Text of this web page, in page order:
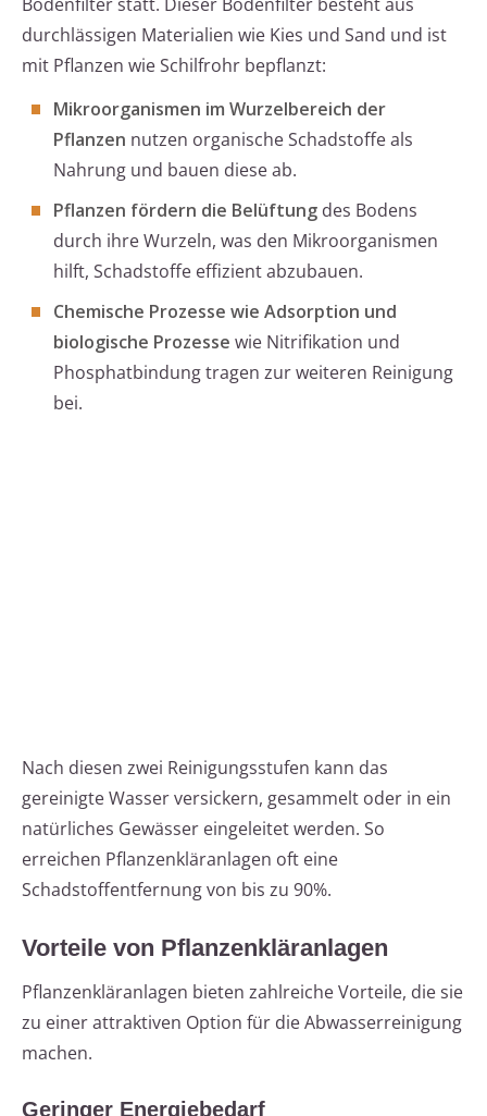
durchlässigen Materialien wie Kies und Sand und ist
mit Pflanzen wie Schilfrohr bepflanzt:
Mikroorganismen im Wurzelbereich der
Pflanzen nutzen organische Schadstoffe als
Nahrung und bauen diese ab.
Pflanzen fördern die Belüftung des Bodens
durch ihre Wurzeln, was den Mikroorganismen
hilft, Schadstoffe effizient abzubauen.
Chemische Prozesse wie Adsorption und
biologische Prozesse wie Nitrifikation und
Phosphatbindung tragen zur weiteren Reinigung
bei.
Nach diesen zwei Reinigungsstufen kann das
gereinigte Wasser versickern, gesammelt oder in ein
natürliches Gewässer eingeleitet werden. So
erreichen Pflanzenkläranlagen oft eine
Schadstoffentfernung von bis zu 90%.
Vorteile von Pflanzenkläranlagen
Pflanzenkläranlagen bieten zahlreiche Vorteile, die sie
zu einer attraktiven Option für die Abwasserreinigung
machen.
Geringer Energiebedarf